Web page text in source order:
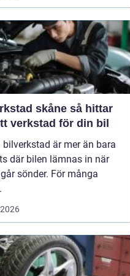
skåne så hittar
verkstad för din bil
bilverkstad är mer än bara
där bilen lämnas in när
sönder. För många